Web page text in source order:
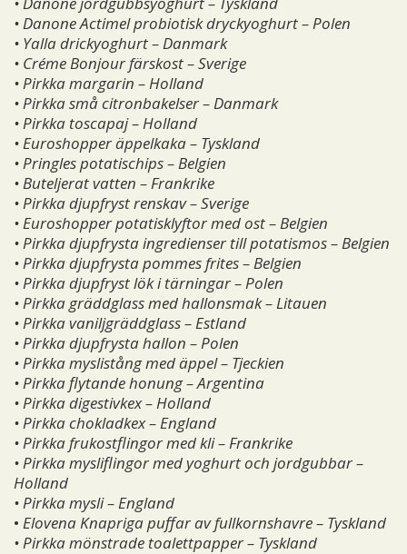
• Danone Actimel probiotisk dryckyoghurt – Polen
• Yalla drickyoghurt – Danmark
• Créme Bonjour färskost – Sverige
• Pirkka margarin – Holland
• Pirkka små citronbakelser – Danmark
• Pirkka toscapaj – Holland
• Euroshopper äppelkaka – Tyskland
• Pringles potatischips – Belgien
• Buteljerat vatten – Frankrike
• Pirkka djupfryst renskav – Sverige
• Euroshopper potatisklyftor med ost – Belgien
• Pirkka djupfrysta ingredienser till potatismos – Belgien
• Pirkka djupfrysta pommes frites – Belgien
• Pirkka djupfryst lök i tärningar – Polen
• Pirkka gräddglass med hallonsmak – Litauen
• Pirkka vaniljgräddglass – Estland
• Pirkka djupfrysta hallon – Polen
• Pirkka myslistång med äppel – Tjeckien
• Pirkka flytande honung – Argentina
• Pirkka digestivkex – Holland
• Pirkka chokladkex – England
• Pirkka frukostflingor med kli – Frankrike
• Pirkka mysliflingor med yoghurt och jordgubbar –
Holland
• Pirkka mysli – England
• Elovena Knapriga puffar av fullkornshavre – Tyskland
• Pirkka mönstrade toalettpapper – Tyskland